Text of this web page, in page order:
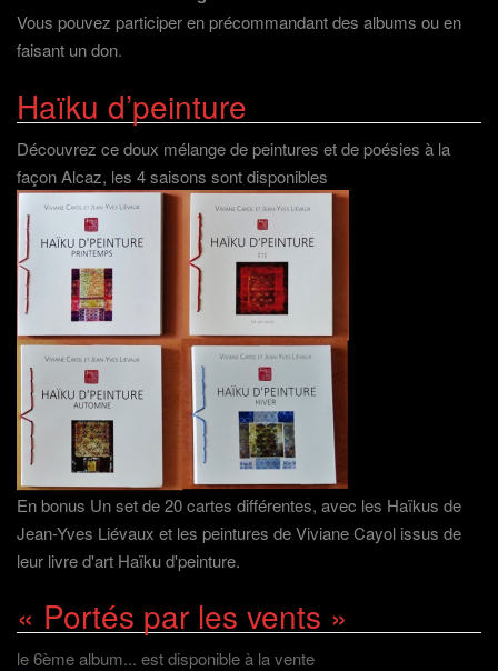
Vous pouvez participer en précommandant des albums ou en
faisant un don.
Haïku d’peinture
Découvrez ce doux mélange de peintures et de poésies à la
façon Alcaz, les 4 saisons sont disponibles
En bonus Un set de 20 cartes différentes, avec les Haïkus de
Jean-Yves Liévaux et les peintures de Viviane Cayol issus de
leur livre d'art Haïku d'peinture.
« Portés par les vents »
le 6ème album... est disponible à la vente